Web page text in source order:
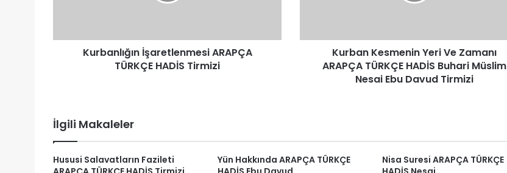
Kurbanlığın İşaretlenmesi ARAPÇA
TÜRKÇE HADİS Tirmizi
Buhari
Kurban Kesmenin Yeri Ve Zamanı
ARAPÇA TÜRKÇE HADİS Buhari Müslim
Nesai Ebu Davud Tirmizi
İlgili Makaleler
Hususi Salavatların Fazileti
Yün Hakkında ARAPÇA TÜRKÇE
Nisa Suresi ARAPÇA TÜRKÇE